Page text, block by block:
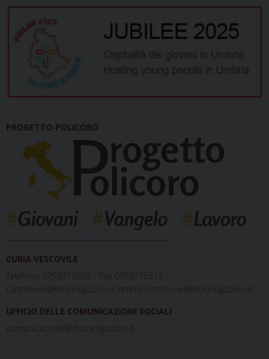
PROGETTO POLICORO
CURIA VESCOVILE
Telefono 0759273980 – Fax 0759276316
cancelliere@diocesigubbio.it amministrazione@diocesigubbio.it
UFFICIO DELLE COMUNICAZIONI SOCIALI
comunicazione@diocesigubbio.it